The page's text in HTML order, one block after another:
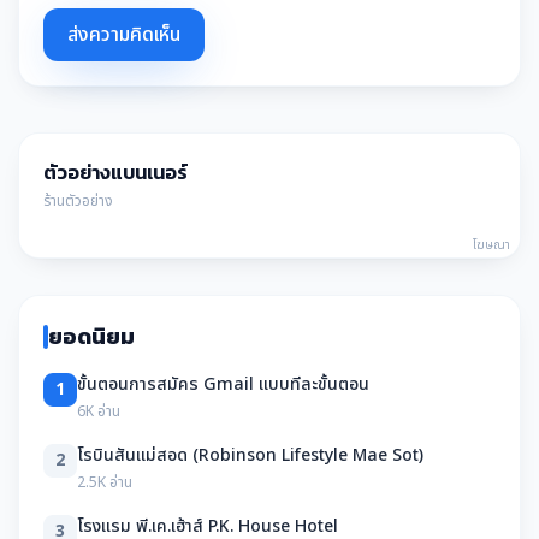
ส่งความคิดเห็น
ตัวอย่างแบนเนอร์
ร้านตัวอย่าง
โฆษณา
ยอดนิยม
1 ขั้นตอนการสมัคร Gmail แบบทีละขั้นตอน
6K อ่าน
2 โรบินสันแม่สอด (Robinson Lifestyle Mae Sot)
2.5K อ่าน
3 โรงแรม พี.เค.เฮ้าส์ P.K. House Hotel